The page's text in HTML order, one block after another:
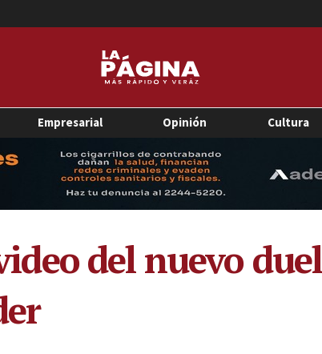
Empresarial Opinión Cultura
del nuevo